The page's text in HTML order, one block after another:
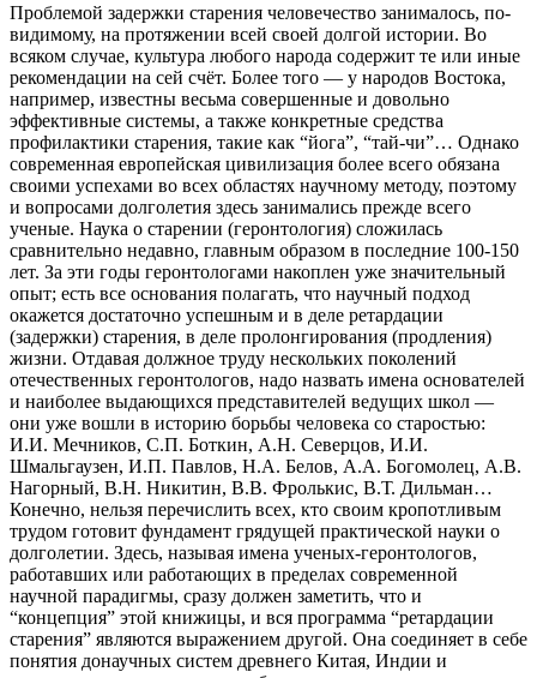
Проблемой задержки старения человечество занималось, по-
видимому, на протяжении всей своей долгой истории. Во
всяком случае, культура любого народа содержит те или иные
рекоменда­ции на сей счёт. Более того — у народов Востока,
например, известны весьма совершенные и довольно
эффективные системы, а также конкретные средства
профилактики старения, такие как “йога”, “тай-чи”… Однако
современная европейская цивилизация более всего обязана
своими успехами во всех областях научному методу, поэтому
и вопросами долголетия здесь занимались прежде всего
ученые. Наука о старении (геронтология) сложилась
сравнительно недавно, главным образом в последние 100-150
лет. За эти годы геронтологами накоплен уже значительный
опыт; есть все основания полагать, что научный подход
окажется достаточно успешным и в деле ретардации
(задержки) старения, в деле пролонгирования (продления)
жизни. Отдавая должное труду нескольких поколений
отечественных геронтологов, надо назвать имена основателей
и наиболее выдающихся представителей ведущих школ —
они уже вошли в историю борьбы человека со старостью:
И.И. Мечников, С.П. Боткин, А.Н. Северцов, И.И.
Шмальгаузен, И.П. Павлов, Н.А. Белов, А.А. Богомолец, А.В.
Нагорный, В.Н. Никитин, В.В. Фролькис, В.Т. Дильман…
Конечно, нельзя перечислить всех, кто своим кропотливым
трудом готовит фундамент грядущей практической науки о
долголетии. Здесь, называя имена ученых-геронтологов,
работавших или работающих в пределах современной
научной парадигмы, сразу должен заметить, что и
“концепция” этой книжицы, и вся программа “ретардации
старения” являются выражением другой. Она соединяет в себе
понятия донаучных систем древнего Китая, Индии и